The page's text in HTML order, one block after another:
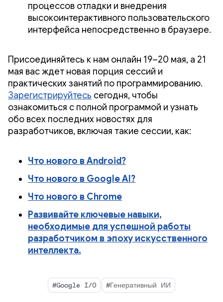
процессов отладки и внедрения
высокоинтерактивного пользовательского
интерфейса непосредственно в браузере.
Присоединяйтесь к нам онлайн 19–20 мая, а 21
мая вас ждет новая порция сессий и
практических занятий по программированию.
Зарегистрируйтесь сегодня, чтобы
ознакомиться с полной программой и узнать
обо всех последних новостях для
разработчиков, включая такие сессии, как:
Что нового в Android?
Что нового в Google AI?
Что нового в Chrome
Развивайте ключевые навыки,
необходимые для успешной работы
разработчиком в эпоху искусственного
интеллекта.
#Google I/O #Генеративный ИИ